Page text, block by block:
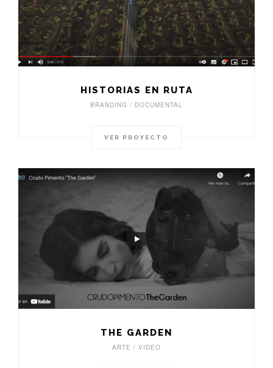
HISTORIAS EN RUTA
BRANDING / DOCUMENTAL
VER PROYECTO
THE GARDEN
ARTE / VIDEO